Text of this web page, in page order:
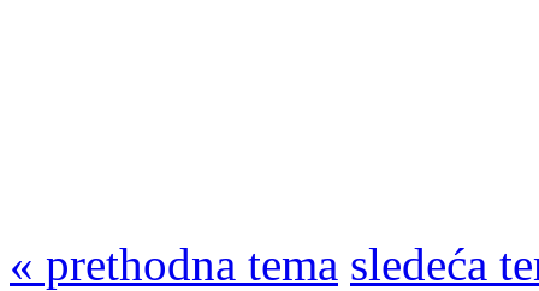
« prethodna tema sledeća